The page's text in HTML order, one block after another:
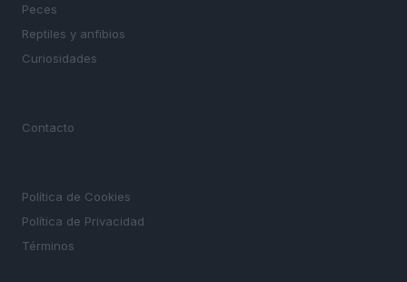
Peces
Reptiles y anfibios
Curiosidades
Contacto
Política de Cookies
Política de Privacidad
Términos